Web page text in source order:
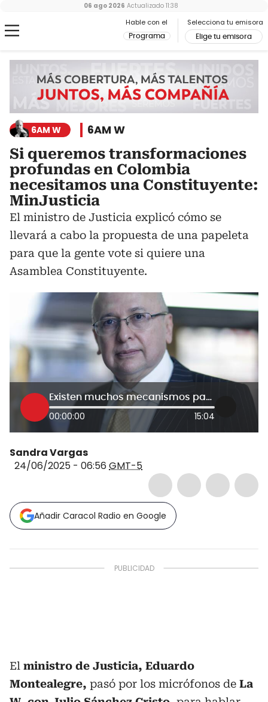
Hable con el
Programa
Selecciona tu emisora
Elige tu emisora
06 ago 2026 Actualizado 11:38
6AM W 6AM W
Si queremos transformaciones
profundas en Colombia
necesitamos una Constituyente:
MinJusticia
El ministro de Justicia explicó cómo se
llevará a cabo la propuesta de una papeleta
para que la gente vote si quiere una
Asamblea Constituyente.
Existen muchos mecanismos para llegar a una Asamblea Nacional Constituyente: MinJusticia Montealegre
00:00:00 15:04
Sandra Vargas
24/06/2025 - 06:56 GMT-5
Añadir Caracol Radio en Google
El ministro de Justicia, Eduardo
Montealegre, pasó por los micrófonos de La